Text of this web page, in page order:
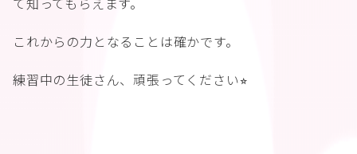
これからの力となることは確かです。
練習中の生徒さん、頑張ってください⭐︎